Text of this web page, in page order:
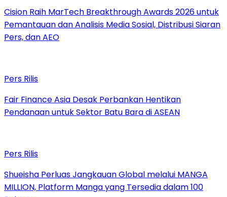
Cision Raih MarTech Breakthrough Awards 2026 untuk
Pemantauan dan Analisis Media Sosial, Distribusi Siaran
Pers, dan AEO
Pers Rilis
Fair Finance Asia Desak Perbankan Hentikan
Pendanaan untuk Sektor Batu Bara di ASEAN
Pers Rilis
Shueisha Perluas Jangkauan Global melalui MANGA
MILLION, Platform Manga yang Tersedia dalam 100